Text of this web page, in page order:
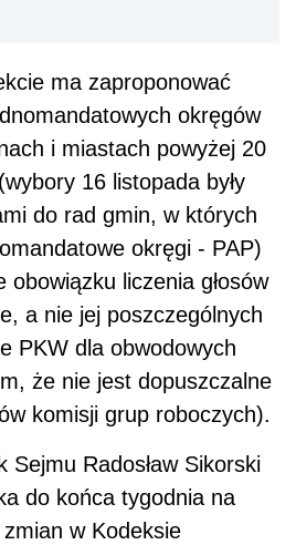
ma zaproponować
okręgów
i miastach powyżej 20
16 listopada były
do rad gmin, w których
okręgi - PAP)
obowiązku liczenia głosów
a nie jej poszczególnych
PKW dla obwodowych
że nie jest dopuszczalne
komisji grup roboczych).
Sejmu Radosław Sikorski
do końca tygodnia na
w Kodeksie